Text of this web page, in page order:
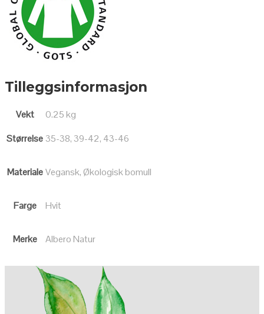
Tilleggsinformasjon
Vekt
0.25 kg
Størrelse 35-38, 39-42, 43-46
Materiale Vegansk, Økologisk bomull
Farge Hvit
Merke Albero Natur